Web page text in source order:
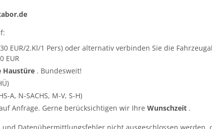
EUR/2.Kl/1 Pers) oder alternativ verbinden Sie die
EUR
Haustüre . Bundesweit!
A, N-SACHS, M-V, S-H)
Anfrage. Gerne berücksichtigen wir IhreWunschzeit .